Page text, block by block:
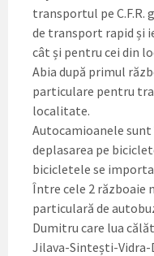
transportul pe C.F.R.
de transport rapid și
cât și pentru cei din
Abia după primul
particulare pentru
localitate.
Autocamioanele sunt
deplasarea pe
bicicletele se
Între cele 2 războaie
particulară de
Dumitru care lua
Jilava-Sintești-Vidra-